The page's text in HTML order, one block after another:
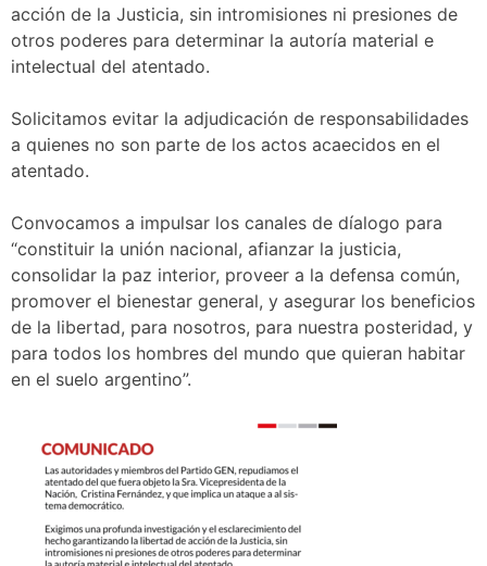
acción de la Justicia, sin intromisiones ni presiones de
otros poderes para determinar la autoría material e
intelectual del atentado.
Solicitamos evitar la adjudicación de responsabilidades
a quienes no son parte de los actos acaecidos en el
atentado.
Convocamos a impulsar los canales de díalogo para
“constituir la unión nacional, afianzar la justicia,
consolidar la paz interior, proveer a la defensa común,
promover el bienestar general, y asegurar los beneficios
de la libertad, para nosotros, para nuestra posteridad, y
para todos los hombres del mundo que quieran habitar
en el suelo argentino”.